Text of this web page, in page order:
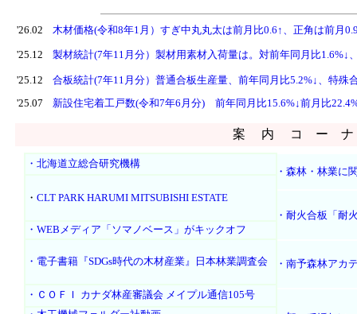
・北海道立総合研究機構
・ CLT PARK HARUMI MITSUBISHI ESTATE
・WEBメディア「ソマノベース」がキックオフ
・電子書籍『SDGs時代の木材産業』日本林業調査会
・ＣＯＦＩ カナダ林産審議会 メイプル通信105号
・森林・林業に
・耐火合板「耐
・南予森林アカ
'26.02 木材価格(令和8年1月）すぎ中丸丸太は前月比0.6↑、正角は前月
'25.12 製材統計(7年11月分）製材用素材入荷量は。対前年同月比1.6%↓
'25.12 合板統計(7年11月分）普通合板生産量、前年同月比5.2%↓、特殊
'25.07 新設住宅着工戸数(令和7年6月分) 前年同月比15.6%↓前月比
案 内 コ ー ナ